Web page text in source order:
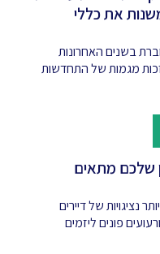
את כללי
בשנים האחרונות
מגמות של התחדשות
שלכם מתאים
נציגויות של דיירים
פונים ליזמים